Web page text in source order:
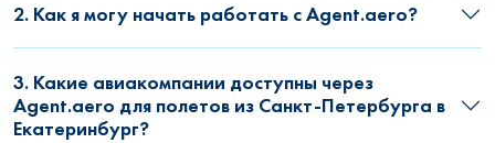
2. Как я могу начать работать с Agent.aero?
3. Какие авиакомпании доступны через
Agent.aero для полетов из Санкт-Петербурга в
Екатеринбург?